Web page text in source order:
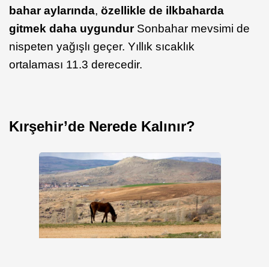
bahar aylarında, özellikle de ilkbaharda
gitmek daha uygundurSonbahar mevsimi de
nispeten yağışlı geçer. Yıllık sıcaklık
ortalaması 11.3 derecedir.
Kırşehir’de Nerede Kalınır?